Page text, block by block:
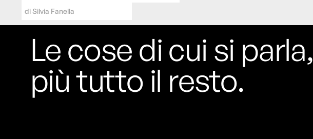
diSilvia Fanella
Le cose di cui si parla,
più tutto il resto.